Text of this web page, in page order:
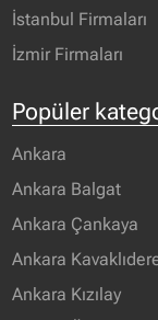
İstanbul Firmaları
İzmir Firmaları
Popüler
Ankara
Ankara Balgat
Ankara Çankaya
Ankara
Ankara Kızılay